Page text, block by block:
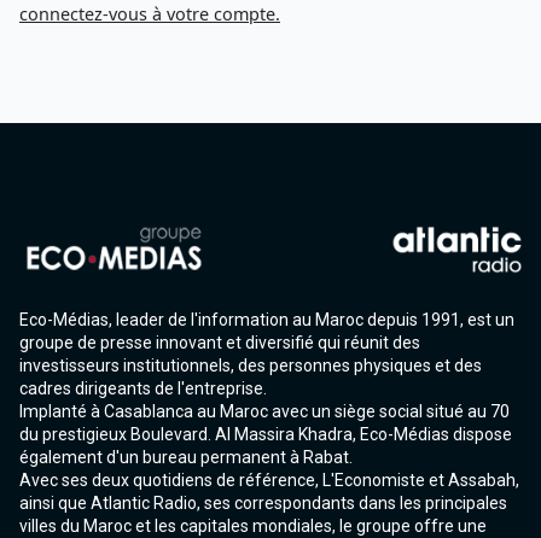
connectez-vous à votre compte.
Eco-Médias, leader de l'information au Maroc depuis 1991, est un
groupe de presse innovant et diversifié qui réunit des
investisseurs institutionnels, des personnes physiques et des
cadres dirigeants de l'entreprise.
Implanté à Casablanca au Maroc avec un siège social situé au 70
du prestigieux Boulevard. Al Massira Khadra, Eco-Médias dispose
également d'un bureau permanent à Rabat.
Avec ses deux quotidiens de référence, L'Economiste et Assabah,
ainsi que Atlantic Radio, ses correspondants dans les principales
villes du Maroc et les capitales mondiales, le groupe offre une